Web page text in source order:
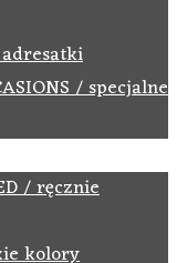
/ specjalne
/ ręcznie
kolory